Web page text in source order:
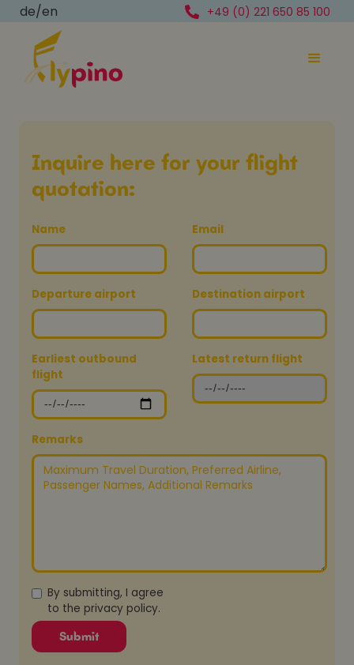
de/en +49 (0) 221 650 85 100
Inquire here for your flight
quotation:
Name Email
Departure airport Destination airport
Earliest outbound
flight
Latest return flight
Remarks
By submitting, I agree
to the privacy policy.